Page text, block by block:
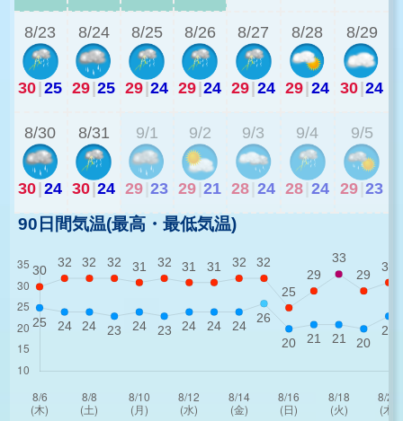
8/23
30 25
8/24
29 25
8/25
29 24
8/26
29 24
8/27
29 24
8/28
29 24
8/29
30 24
8/30
30 24
8/31
30 24
9/1
29 23
9/2
29 21
9/3
28 24
9/4
28 24
9/5
29 23
90日間気温(最高・最低気温)